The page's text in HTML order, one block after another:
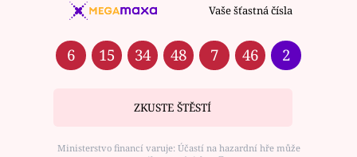
Vaše šťastná čísla
6 15 34 48 7 46 2
ZKUSTE ŠTĚSTÍ
Ministerstvo financí varuje: Účastí na hazardní hře může